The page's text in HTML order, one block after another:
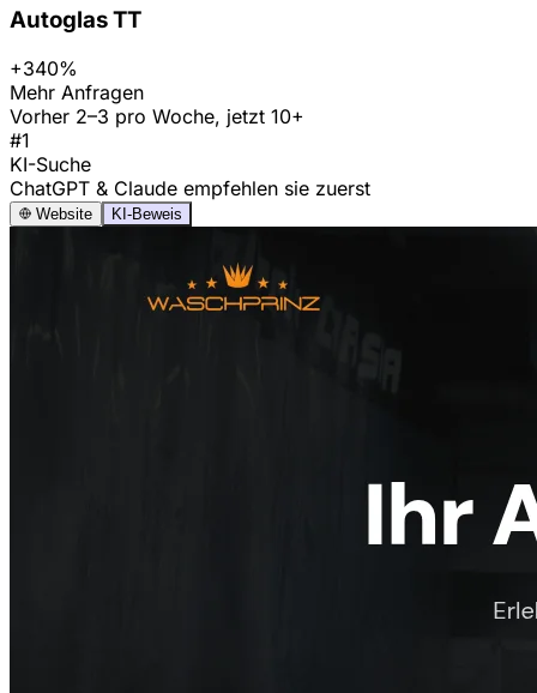
Autoglas TT
+340%
Mehr Anfragen
Vorher 2–3 pro Woche, jetzt 10+
#1
KI-Suche
ChatGPT & Claude empfehlen sie zuerst
Website KI-Beweis